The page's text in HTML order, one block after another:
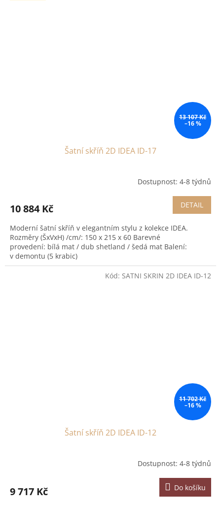
13 107 Kč
–16 %
Šatní skříň 2D IDEA ID-17
Dostupnost: 4-8 týdnů
10 884 Kč DETAIL
Moderní šatní skříň v elegantním stylu z kolekce IDEA.
Rozměry (ŠxVxH) /cm/: 150 x 215 x 60 Barevné
provedení: bílá mat / dub shetland / šedá mat Balení:
v demontu (5 krabic)
11 702 Kč
–16 %
Šatní skříň 2D IDEA ID-12
Dostupnost: 4-8 týdnů
9 717 Kč Do košíku
Kód: SATNI SKRIN 2D IDEA ID-12